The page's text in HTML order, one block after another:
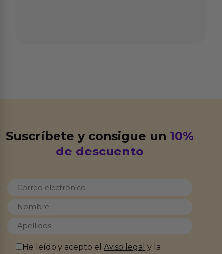
Suscríbete y consigue un10%
de descuento
He leído y acepto elAviso legal y la